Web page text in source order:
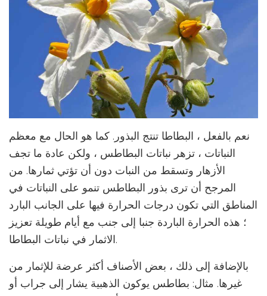
نعم بالفعل ، البطاطا تنتج البذور. كما هو الحال مع معظم
النباتات ، تزهر نباتات البطاطس ، ولكن عادة ما تجف
الأزهار وتسقط من النبات دون أن تؤتي ثمارها. من
المرجح أن ترى بذور البطاطس تنمو على النباتات في
المناطق التي تكون درجات الحرارة فيها على الجانب البارد
؛ هذه الحرارة الباردة جنبا إلى جنب مع أيام طويلة تعزيز
الاثمار في نباتات البطاطا.
بالإضافة إلى ذلك ، بعض الأصناف أكثر عرضة للإثمار من
غيرها. مثال: بطاطس يوكون الذهبية يشار إلى جراب أو